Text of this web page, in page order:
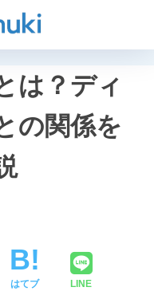
は？ディ
の関係を
はてブ LINE